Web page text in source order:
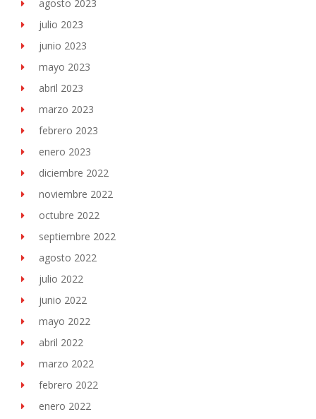
agosto 2023
julio 2023
junio 2023
mayo 2023
abril 2023
marzo 2023
febrero 2023
enero 2023
diciembre 2022
noviembre 2022
octubre 2022
septiembre 2022
agosto 2022
julio 2022
junio 2022
mayo 2022
abril 2022
marzo 2022
febrero 2022
enero 2022